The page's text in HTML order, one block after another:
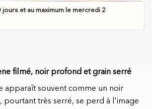
jours et au maximum le mercredi 2
filmé, noir profond et grain serré
apparaît souvent comme un noir
pourtant très serré, se perd à l'image